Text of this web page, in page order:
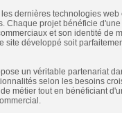
dernières technologies
Chaque projet bénéficie
et son identité de
site développé soit
un véritable partenariat
selon les besoins
métier tout en bénéficiant